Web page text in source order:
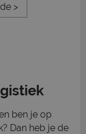
>
ben je op
Dan heb je de